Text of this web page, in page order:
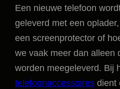
Een nieuwe telefoon
geleverd met een
een screenprotector of
we vaak meer dan alleen
worden meegeleverd. Bij
telefoonaccessoires dient